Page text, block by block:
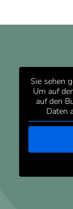
Sie sehen
Um auf
auf den
Daten